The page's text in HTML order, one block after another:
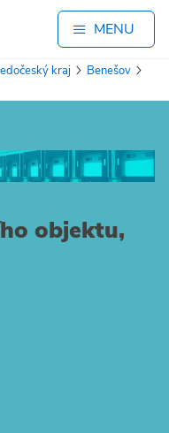
MENU
kraj
Benešov
objektu,